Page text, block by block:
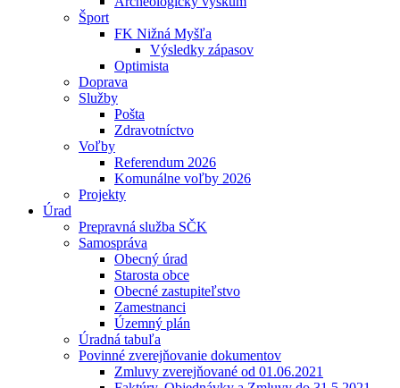
Šport
FK Nižná Myšľa
Výsledky zápasov
Optimista
Doprava
Služby
Pošta
Zdravotníctvo
Voľby
Referendum 2026
Komunálne voľby 2026
Projekty
Úrad
Prepravná služba SČK
Samospráva
Obecný úrad
Starosta obce
Obecné zastupiteľstvo
Zamestnanci
Územný plán
Úradná tabuľa
Povinné zverejňovanie dokumentov
Zmluvy zverejňované od 01.06.2021